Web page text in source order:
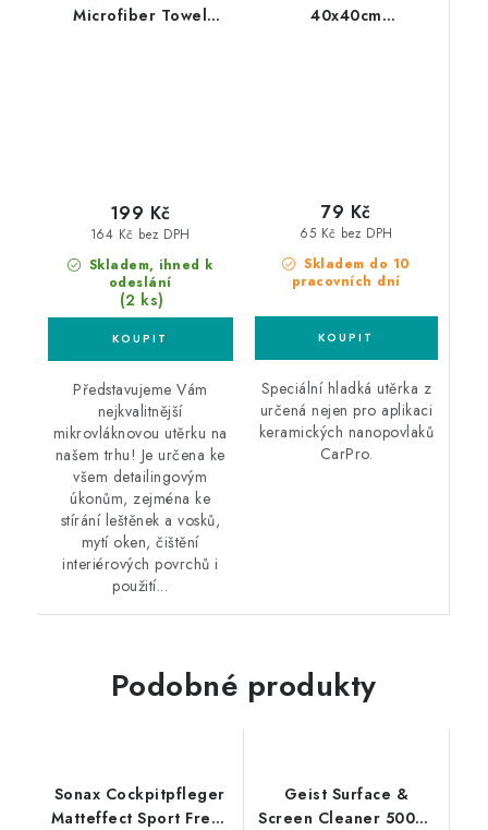
Microfiber Towel
Skladem, ihned k
odeslání
(2 ks)
164 Kč bez DPH
199 Kč
Představujeme Vám
nejkvalitnější
mikrovláknovou utěrku na
našem trhu! Je určena ke
všem detailingovým
úkonům, zejména ke
stírání leštěnek a vosků,
mytí oken, čištění
interiérových povrchů i
použití...
40x40cm
Skladem do 10
pracovních dní
65 Kč bez DPH
79 Kč
Speciální hladká utěrka z
určená nejen pro aplikaci
keramických nanopovlaků
CarPro.
Podobné produkty
Sonax Cockpitpfleger
Matteffect Sport Fresh
Geist Surface &
Screen Cleaner 500ml